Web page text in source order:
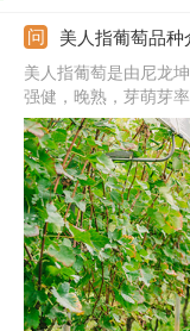
美人指葡萄品种
美人指葡萄是由尼龙
强健，晚熟，芽萌芽
果穗中大，长22.5-
色，基部黄绿色，果
透明状，无香味，含